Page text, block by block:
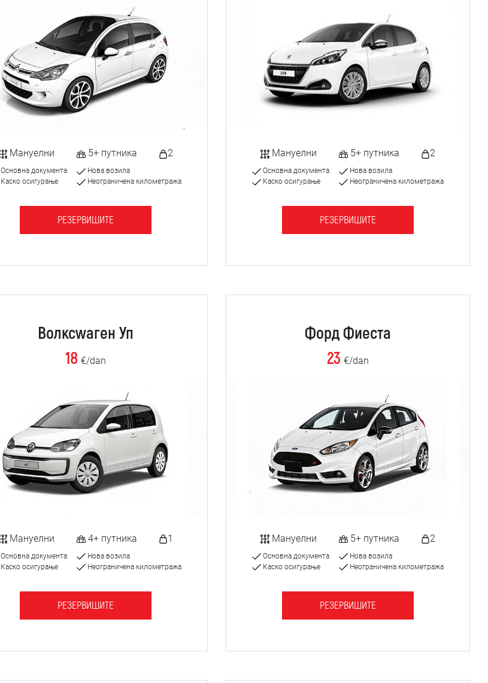
Мануелни 5+ путника 2
Основна документа
Каско осигурање
Нова возила
Неограничена километража
РЕЗЕРВИШИТЕ
Мануелни 5+ путника 2
Основна документа
Каско осигурање
Нова возила
Неограничена километража
РЕЗЕРВИШИТЕ
Волксwаген Уп
18 €/dan
Мануелни 4+ путника 1
Основна документа
Каско осигурање
Нова возила
Неограничена километража
РЕЗЕРВИШИТЕ
Форд Фиеста
23 €/dan
Мануелни 5+ путника 2
Основна документа
Каско осигурање
Нова возила
Неограничена километража
РЕЗЕРВИШИТЕ